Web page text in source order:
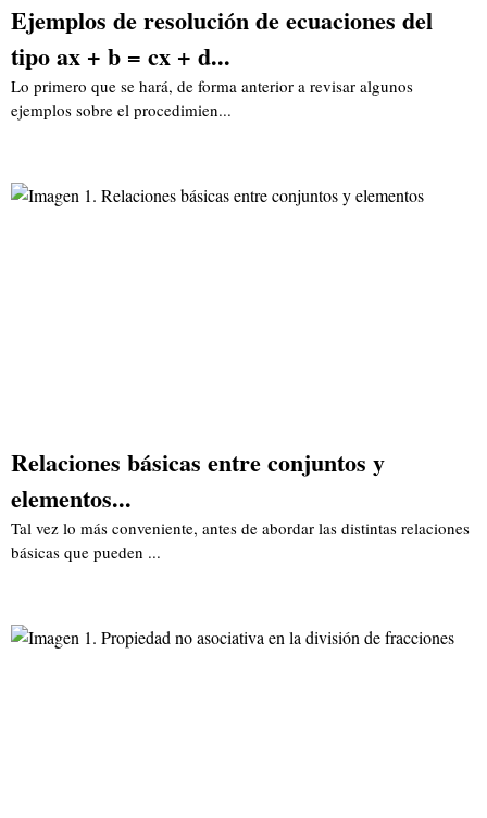
Ejemplos de resolución de ecuaciones del
tipo ax + b = cx + d...
Lo primero que se hará, de forma anterior a revisar algunos
ejemplos sobre el procedimien...
Relaciones básicas entre conjuntos y
elementos...
Tal vez lo más conveniente, antes de abordar las distintas relaciones
básicas que pueden ...